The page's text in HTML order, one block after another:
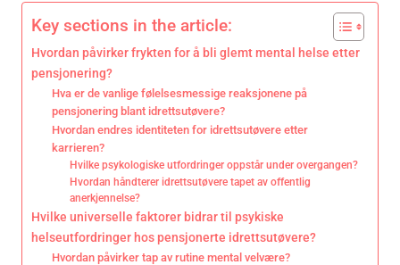
Key sections in the article:
Hvordan påvirker frykten for å bli glemt mental helse etter
pensjonering?
Hva er de vanlige følelsesmessige reaksjonene på
pensjonering blant idrettsutøvere?
Hvordan endres identiteten for idrettsutøvere etter
karrieren?
Hvilke psykologiske utfordringer oppstår under overgangen?
Hvordan håndterer idrettsutøvere tapet av offentlig
anerkjennelse?
Hvilke universelle faktorer bidrar til psykiske
helseutfordringer hos pensjonerte idrettsutøvere?
Hvordan påvirker tap av rutine mental velvære?